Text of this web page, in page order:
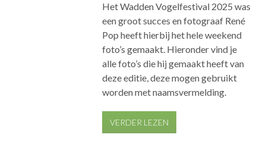
Het Wadden Vogelfestival 2025 was
een groot succes en fotograaf René
Pop heeft hierbij het hele weekend
foto’s gemaakt. Hieronder vind je
alle foto’s die hij gemaakt heeft van
deze editie, deze mogen gebruikt
worden met naamsvermelding.
VERDER LEZEN